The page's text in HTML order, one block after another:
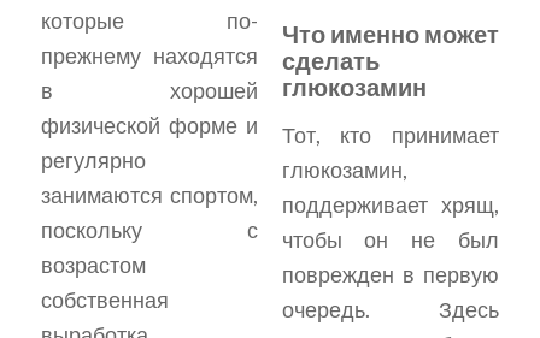
которые по-
прежнему находятся
в хорошей
физической форме и
регулярно
занимаются спортом,
поскольку с
возрастом
собственная
Что именно может
сделать
глюкозамин
Тот, кто принимает
глюкозамин,
поддерживает хрящ,
чтобы он не был
поврежден в первую
очередь. Здесь